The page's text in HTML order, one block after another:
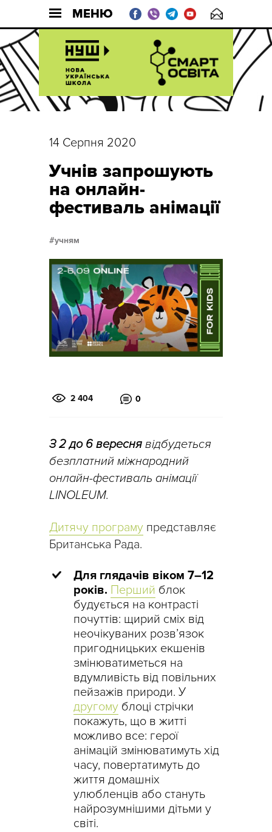
МЕНЮ
14 Серпня 2020
Учнів запрошують
на онлайн-
фестиваль анімації
учням
2 404 0
З 2 до 6 вересня відбудеться
безплатний міжнародний
онлайн-фестиваль анімації
LINOLEUM.
Дитячу програму представляє
Британська Рада.
Для глядачів віком 7–12
років. Перший блок
будується на контрасті
почуттів: щирий сміх від
неочікуваних розв’язок
пригодницьких екшенів
змінюватиметься на
вдумливість від повільних
пейзажів природи. У
другому блоці стрічки
покажуть, що в житті
можливо все: герої
анімацій змінюватимуть хід
часу, повертатимуть до
життя домашніх
улюбленців або стануть
найрозумнішими дітьми у
світі.